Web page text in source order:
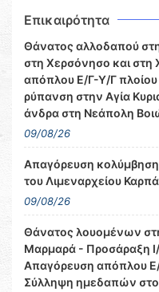
Επικαιρότητα
Θάνατος αλλοδαπού
στη Χερσόνησο και
απόπλου Ε/Γ-Υ/Γ πλοίου
ρύπανση στην Αγία
άνδρα στη Νεάπολη
09/08/26
Απαγόρευση
του Λιμεναρχείου
09/08/26
Θάνατος λουομένων
Μαρμαρά - Προσάραξη
Απαγόρευση απόπλου
Σύλληψη ημεδαπών στο